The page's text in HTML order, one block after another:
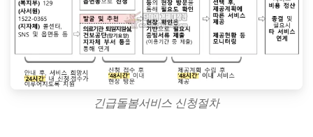
긴급돌봄서비스 신청절차